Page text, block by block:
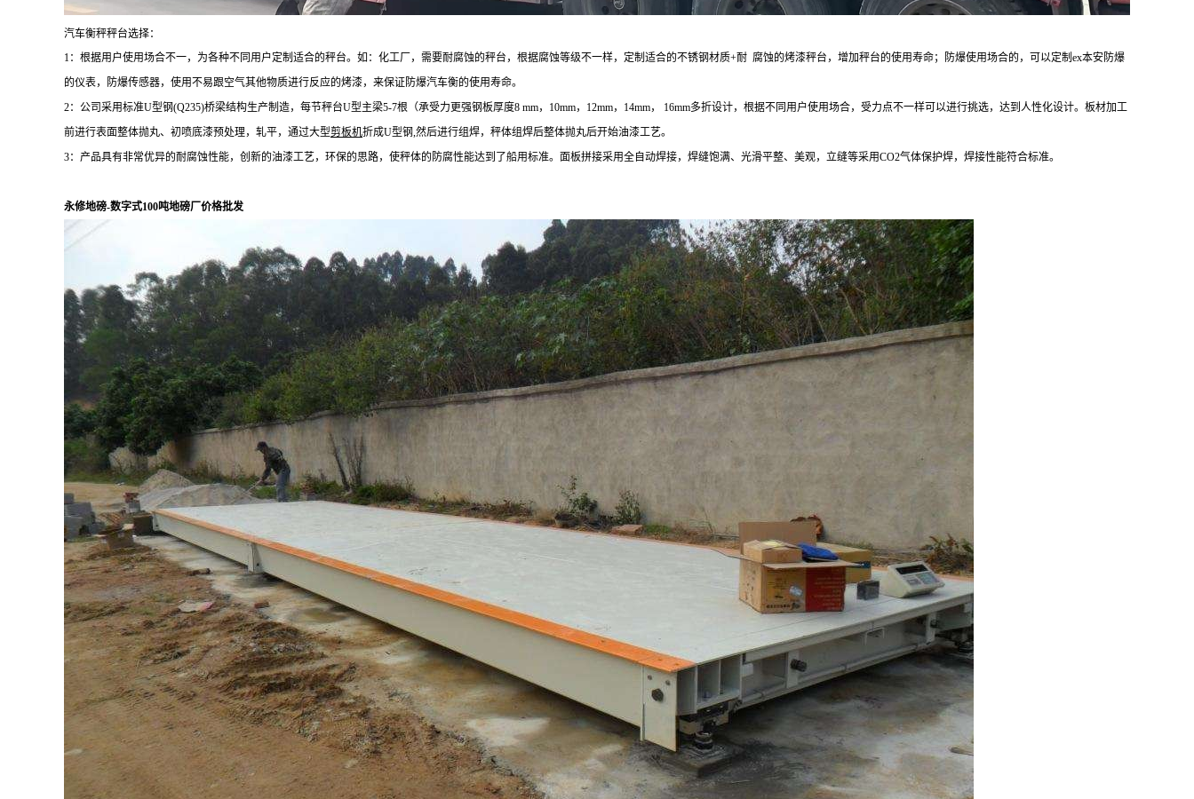
汽车衡秤秤台选择：
1：根据用户使用场合不一，为各种不同用户定制适合的秤台。如：化工厂，需要耐腐蚀的秤台，根据腐蚀等级不一样，定制适合的不锈钢材质+耐 腐蚀的烤漆秤台，增加秤台的使用寿命；防爆使用场合的，可以定制 ex本安防爆
的仪表，防爆传感器，使用不易跟空气其他物质进行反应的烤漆，来保证防爆汽车衡的使用寿命。
2：公司采用标准U型钢(Q235)桥梁结构生产制造，每节秤台U型主梁5-7根（承受力更强钢板厚度8 mm， 10mm，12mm，14mm，
16mm多折设计，根据不同用户使用场合，受力点不一样可以进行挑选，达到人性化设计。板材加工
前进行表面整体抛丸、初喷底漆预处理，轧平，通过大型剪板机折成U型钢,然后进行组焊，秤体组焊后整体抛丸后开始油漆工艺。
3：产品具有非常优异的耐腐蚀性能，创新的油漆工艺，环保的思路，使秤体的防腐性能达到了船用标准。面板拼接采用全自动焊接，焊缝饱满、光滑平整、美观，立缝等采用CO2气体保护焊，焊接性能符合标准。
永修地磅-数字式100吨地磅厂价格批发